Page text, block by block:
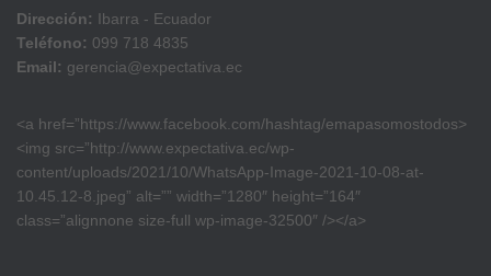
Dirección: Ibarra - Ecuador
Teléfono: 099 718 4835
Email: gerencia@expectativa.ec
<a href=”https://www.facebook.com/hashtag/emapasomostodos>
<img src=”http://www.expectativa.ec/wp-
content/uploads/2021/10/WhatsApp-Image-2021-10-08-at-
10.45.12-8.jpeg” alt=”” width=”1280″ height=”164″
class=”alignnone size-full wp-image-32500″ /></a>